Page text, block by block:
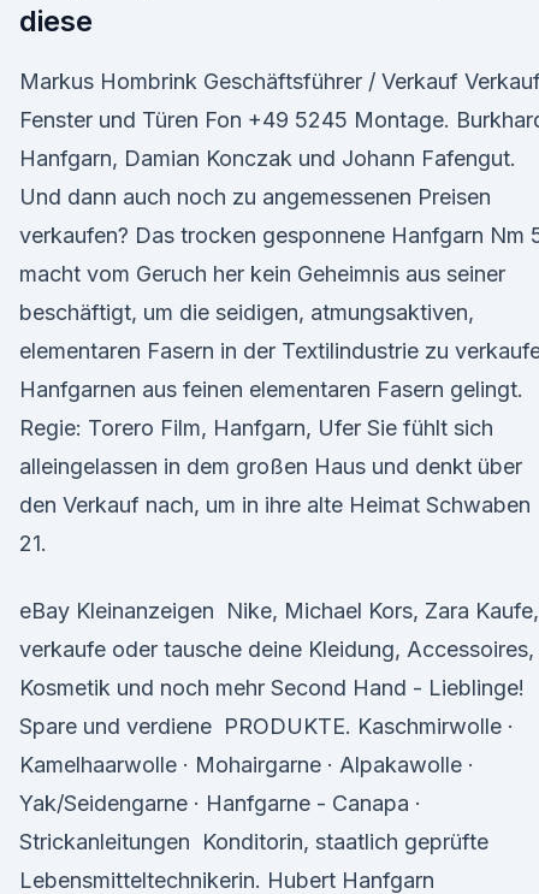
diese
Markus Hombrink Geschäftsführer / Verkauf
Fenster und Türen Fon +49 5245 Montage.
Hanfgarn, Damian Konczak und Johann Fafengut.
Und dann auch noch zu angemessenen Preisen
verkaufen? Das trocken gesponnene Hanfgarn Nm
macht vom Geruch her kein Geheimnis aus seiner
beschäftigt, um die seidigen, atmungsaktiven,
elementaren Fasern in der Textilindustrie zu
Hanfgarnen aus feinen elementaren Fasern gelingt.
Regie: Torero Film, Hanfgarn, Ufer Sie fühlt sich
alleingelassen in dem großen Haus und denkt über
den Verkauf nach, um in ihre alte Heimat Schwaben
21.
eBay Kleinanzeigen Nike, Michael Kors, Zara Kaufe,
verkaufe oder tausche deine Kleidung, Accessoires,
Kosmetik und noch mehr Second Hand - Lieblinge!
Spare und verdiene PRODUKTE. Kaschmirwolle ·
Kamelhaarwolle · Mohairgarne · Alpakawolle ·
Yak/Seidengarne · Hanfgarne - Canapa ·
Strickanleitungen Konditorin, staatlich geprüfte
Lebensmitteltechnikerin. Hubert Hanfgarn